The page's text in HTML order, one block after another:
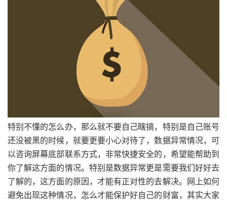
特别不懂的怎么办，那么就不要自己瞎搞，特别是自己账号
还没被黑的时候，就要更要小心对待了，数据异常情况，可
以咨询屏幕底部联系方式，非常快捷安全的，希望能帮助到
你了解这方面的情况。特别是数据异常更是需要我们好好去
了解的，这方面的原因，才能有正对性的去解决。网上如何
避免出现这种情况，怎么才能保护好自己的财富，其实大家